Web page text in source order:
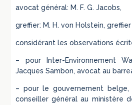
avocat général: M. F. G. Jacobs,
greffier: M. H. von Holstein,
considérant les observations
– pour Inter-Environnement
Jacques Sambon, avocat au
– pour le gouvernement belge,
conseiller général au ministère